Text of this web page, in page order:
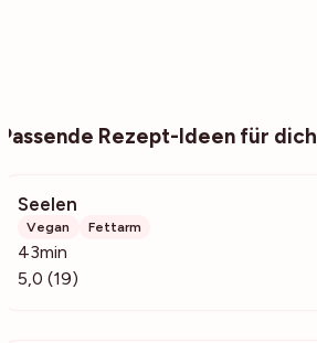
Passende Rezept-Ideen für dich
Seelen
Vegan Fettarm
43min
5,0 (19)